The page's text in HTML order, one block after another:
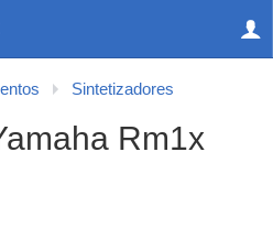
Sintetizadores
Rm1x